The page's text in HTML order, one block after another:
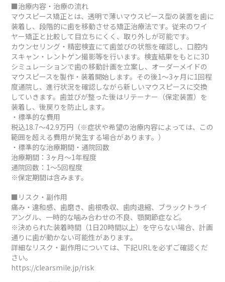
■治療内容・治療の流れ
マウスピース矯正とは、透明で薄いマウスピース型の装置を歯に
装着し、段階的に歯を移動させる矯正治療法です。従来のワイ
ヤー矯正と比較して目立ちにくく、取り外しが可能です。
カウンセリング・精密検査にて歯並びの状態を確認し、口腔内
スキャン・レントゲン撮影等を行います。検査結果をもとに3D
シミュレーションで歯の移動計画を立案し、オーダーメイドの
マウスピースを製作・装着開始します。その後1～3ヶ月に1回程
度通院し、進行状況を確認しながら新しいマウスピースに交換
していきます。歯並びが整った後はリテーナー（保定装置）を
装着し、後戻りを防止します。
・標準的な費用
税込18.7～42.9万円（※症状や希望の治療内容によっては、この
範囲を超える費用が発生する場合があります。）
・標準的な治療期間・通院回数
治療期間：3ヶ月～1年程度
通院回数：1～5回程度
※保定期間は含みます。
■リスク・副作用
痛み・違和感、歯磨き、歯根吸収、歯肉退縮、ブラックトライ
アングル、一時的な噛み合わせの不良、顎関節症など。
※決められた装着時間（1日20時間以上）を守らない場合、計画
通りに歯が動かない可能性があります。
詳細なリスク・副作用については、下記URLを必ずご確認くだ
さい。
https://clearsmile.jp/risk